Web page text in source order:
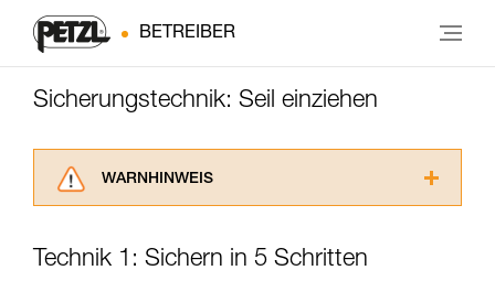
BETREIBER
Sicherungstechnik: Seil einziehen
WARNHINWEIS
aufmerksam durch, bevor Sie diesen zu Rate
Technik 1: Sichern in 5 Schritten